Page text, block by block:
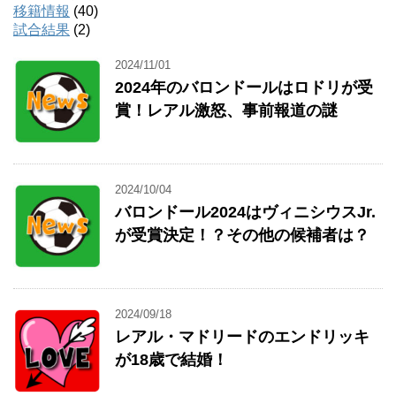
移籍情報 (40)
試合結果 (2)
2024/11/01
2024年のバロンドールはロドリが受
賞！レアル激怒、事前報道の謎
2024/10/04
バロンドール2024はヴィニシウスJr.
が受賞決定！？その他の候補者は？
2024/09/18
レアル・マドリードのエンドリッキ
が18歳で結婚！